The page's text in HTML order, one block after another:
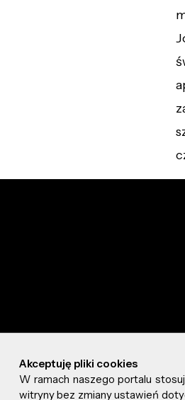
Akceptuję pliki cookies
W ramach naszego portalu
witryny bez zmiany ustawień